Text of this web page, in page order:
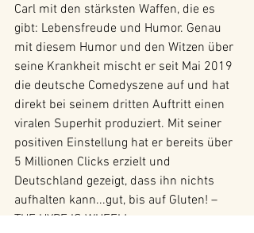
Carl mit den stärksten Waffen, die es
gibt: Lebensfreude und Humor. Genau
mit diesem Humor und den Witzen über
seine Krankheit mischt er seit Mai 2019
die deutsche Comedyszene auf und hat
direkt bei seinem dritten Auftritt einen
viralen Superhit produziert. Mit seiner
positiven Einstellung hat er bereits über
5 Millionen Clicks erzielt und
Deutschland gezeigt, dass ihn nichts
aufhalten kann...gut, bis auf Gluten! –
THE HYPE IS WHEEL!